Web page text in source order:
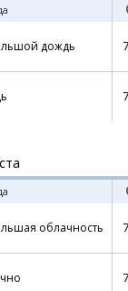
дождь
облачность